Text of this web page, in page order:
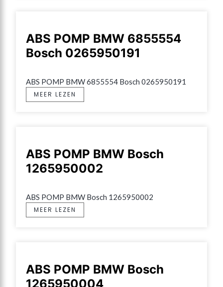
ABS POMP BMW 6855554
Bosch 0265950191
ABS POMP BMW 6855554 Bosch 0265950191
MEER LEZEN
ABS POMP BMW Bosch
1265950002
ABS POMP BMW Bosch 1265950002
MEER LEZEN
ABS POMP BMW Bosch
1265950004